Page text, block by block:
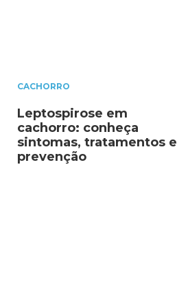
CACHORRO
Leptospirose em
cachorro: conheça
sintomas, tratamentos e
prevenção